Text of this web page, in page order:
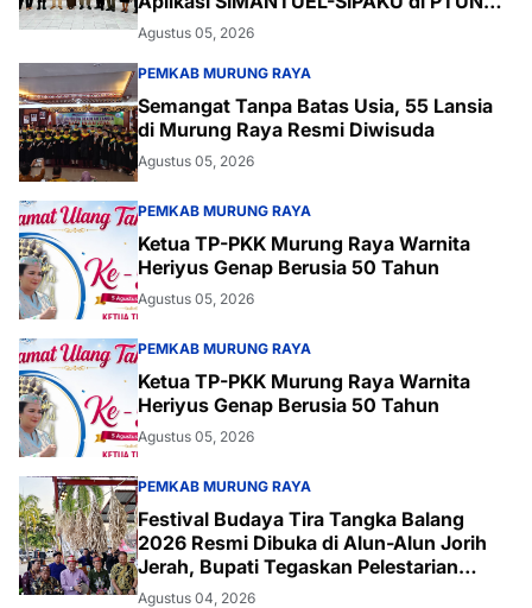
Palangka Raya
Agustus 05, 2026
PEMKAB MURUNG RAYA
Semangat Tanpa Batas Usia, 55 Lansia
di Murung Raya Resmi Diwisuda
Agustus 05, 2026
PEMKAB MURUNG RAYA
Ketua TP-PKK Murung Raya Warnita
Heriyus Genap Berusia 50 Tahun
Agustus 05, 2026
PEMKAB MURUNG RAYA
Ketua TP-PKK Murung Raya Warnita
Heriyus Genap Berusia 50 Tahun
Agustus 05, 2026
PEMKAB MURUNG RAYA
Festival Budaya Tira Tangka Balang
2026 Resmi Dibuka di Alun-Alun Jorih
Jerah, Bupati Tegaskan Pelestarian
Budaya
Agustus 04, 2026